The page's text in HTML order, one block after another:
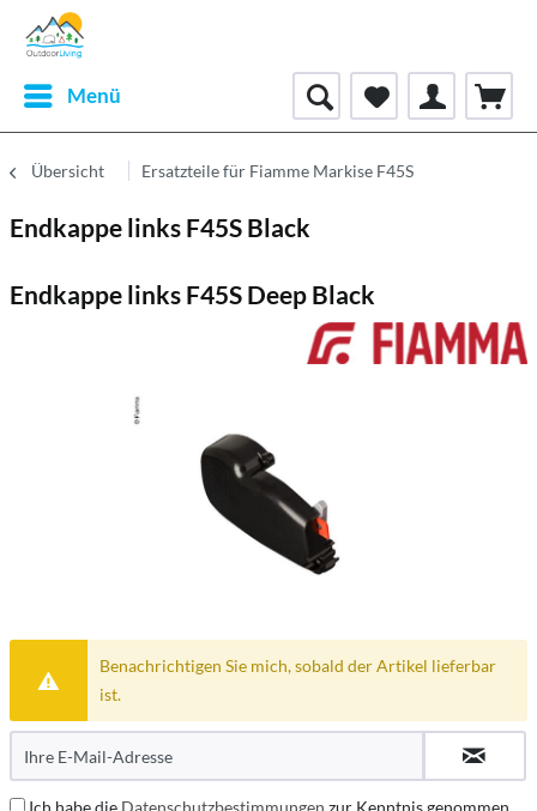
Menü
Übersicht Ersatzteile für Fiamme Markise F45S
Endkappe links F45S Black
Endkappe links F45S Deep Black
Benachrichtigen Sie mich, sobald der Artikel lieferbar
ist.
Ich habe die Datenschutzbestimmungen zur Kenntnis genommen.